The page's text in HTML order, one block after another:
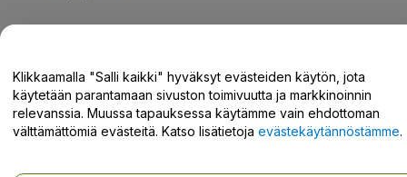
Tukikeskus / Ota meihin yhteyttä
Klikkaamalla "Salli kaikki" hyväksyt evästeiden käytön, jota
käytetään parantamaan sivuston toimivuutta ja markkinoinnin
relevanssia. Muussa tapauksessa käytämme vain ehdottoman
välttämättömiä evästeitä. Katso lisätietoja evästekäytännöstämme.